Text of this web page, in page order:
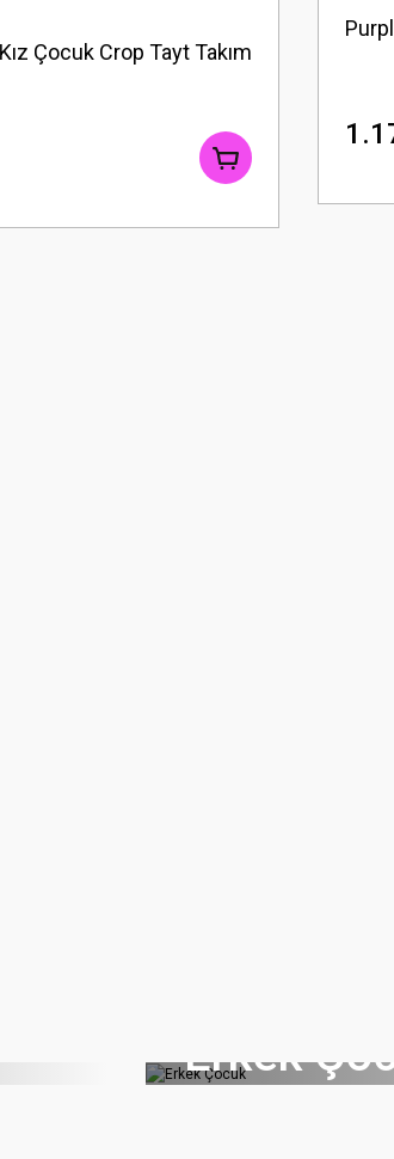
Çocuk Crop Tayt Takım
Erkek